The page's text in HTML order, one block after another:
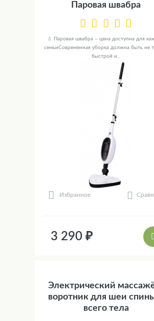
Паровая швабра
💧 Паровая швабра – цена доступна для
семьиСовременная уборка должна быть не
быстрой и...
Избранное
3 290 ₽
Электрический
воротник для шеи
всего тела